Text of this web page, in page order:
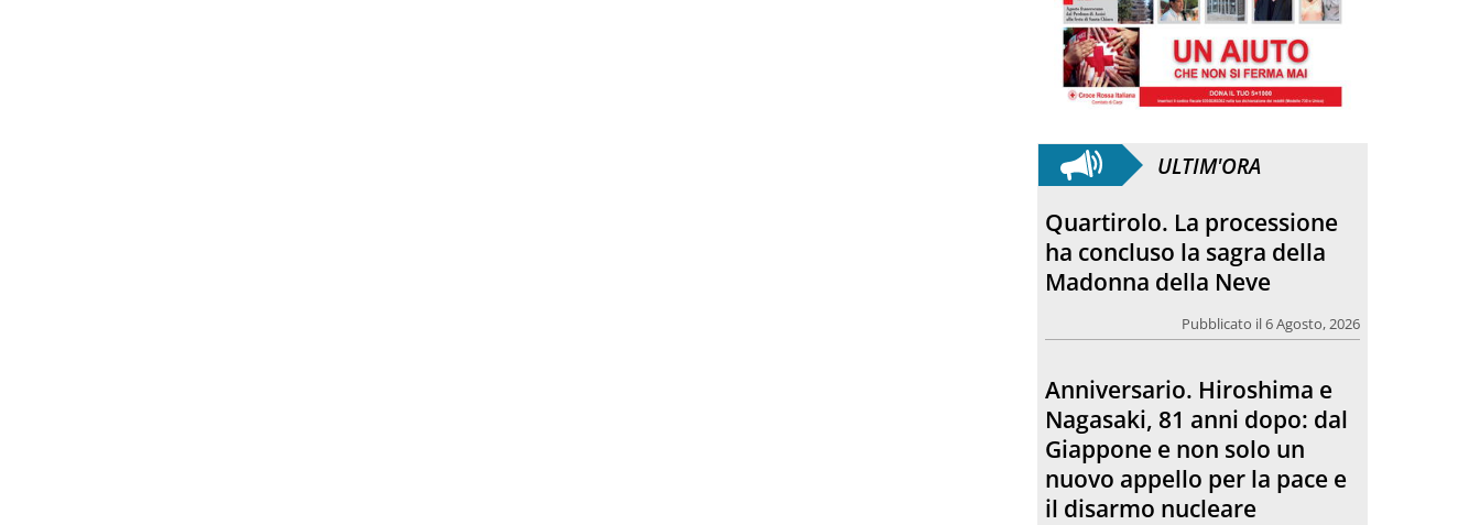
ULTIM'ORA
Quartirolo. La processione
ha concluso la sagra della
Madonna della Neve
Pubblicato il 6 Agosto, 2026
Anniversario. Hiroshima e
Nagasaki, 81 anni dopo: dal
Giappone e non solo un
nuovo appello per la pace e
il disarmo nucleare